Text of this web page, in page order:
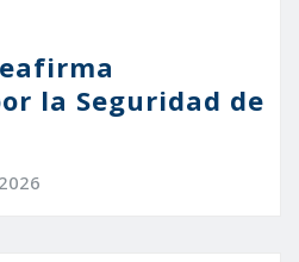
la Seguridad de